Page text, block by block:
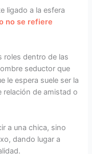
ligado a la esfera
no se refiere
roles dentro de las
seductor que
le espera suele ser la
relación de amistad o
a una chica, sino
dando lugar a